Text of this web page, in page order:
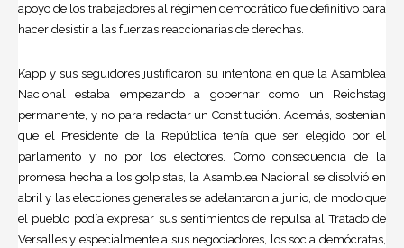
apoyo de los trabajadores al régimen democrático fue definitivo para
hacer desistir a las fuerzas reaccionarias de derechas.
Kapp y sus seguidores justificaron su intentona en que la Asamblea
Nacional estaba empezando a gobernar como un Reichstag
permanente, y no para redactar un Constitución. Además, sostenían
que el Presidente de la República tenía que ser elegido por el
parlamento y no por los electores. Como consecuencia de la
promesa hecha a los golpistas, la Asamblea Nacional se disolvió en
abril y las elecciones generales se adelantaron a junio, de modo que
el pueblo podía expresar sus sentimientos de repulsa al Tratado de
Versalles y especialmente a sus negociadores, los socialdemócratas,